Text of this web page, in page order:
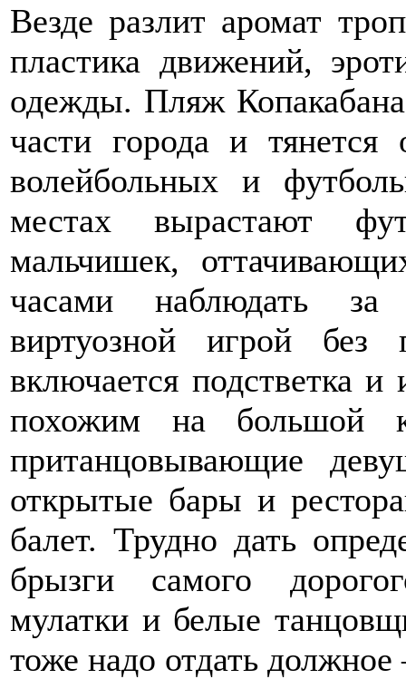
Везде разлит аромат
пластика движений,
одежды. Пляж
части города и тянется
волейбольных и
местах вырастают
мальчишек,
часами наблюдать за
виртуозной игрой
включается подстветка
похожим на большой
пританцовывающие
открытые бары и
балет. Трудно дать
брызги самого
мулатки и белые
тоже надо отдать